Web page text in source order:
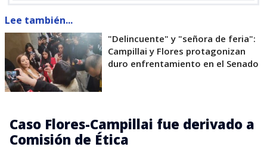
Lee también...
"Delincuente" y "señora de feria":
Campillai y Flores protagonizan
duro enfrentamiento en el Senado
Caso Flores-Campillai fue derivado a
Comisión de Ética